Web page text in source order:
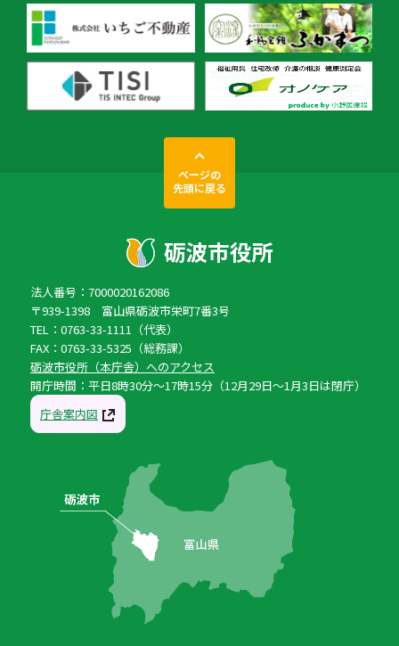
ページの
先頭に戻る
法人番号：7000020162086
〒939-1398 富山県砺波市栄町7番3号
TEL：0763-33-1111（代表）
FAX：0763-33-5325（総務課）
砺波市役所（本庁舎）へのアクセス
開庁時間：平日8時30分〜17時15分（12月29日〜1月3日は閉庁）
庁舎案内図